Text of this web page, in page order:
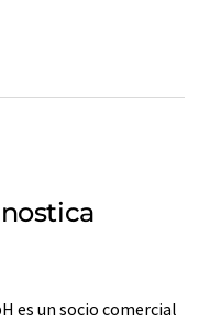
es un socio comercial